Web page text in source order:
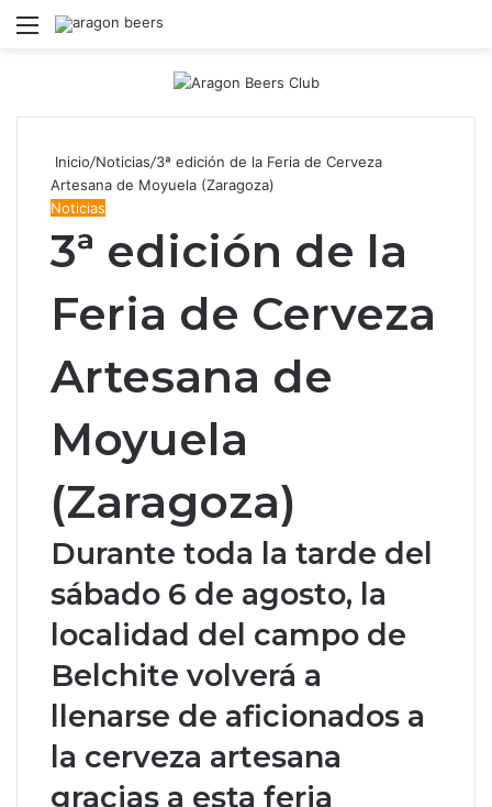
Menú
Inicio/Noticias/3ª edición de la Feria de Cerveza
Artesana de Moyuela (Zaragoza)
Noticias
3ª edición de la
Feria de Cerveza
Artesana de
Moyuela
(Zaragoza)
Durante toda la tarde del
sábado 6 de agosto, la
localidad del campo de
Belchite volverá a
llenarse de aficionados a
la cerveza artesana
gracias a esta feria